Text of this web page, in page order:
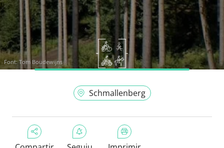
Font: Tom Boudewijns
Schmallenberg